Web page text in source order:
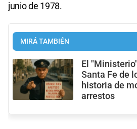
junio de 1978.
MIRÁ TAMBIÉN
El
Santa Fe de
historia de
arrestos